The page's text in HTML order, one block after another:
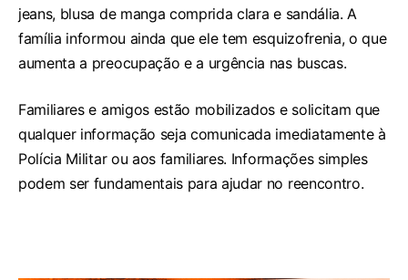
jeans, blusa de manga comprida clara e sandália. A
família informou ainda que ele tem esquizofrenia, o que
aumenta a preocupação e a urgência nas buscas.
Familiares e amigos estão mobilizados e solicitam que
qualquer informação seja comunicada imediatamente à
Polícia Militar ou aos familiares. Informações simples
podem ser fundamentais para ajudar no reencontro.